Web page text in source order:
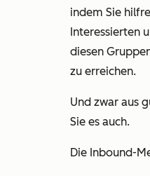
indem Sie
Interessierten
diesen
zu erreichen.
Und zwar aus
Sie es auch.
Die Inbound-